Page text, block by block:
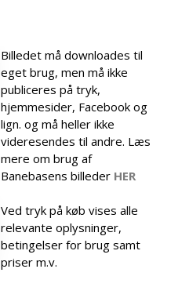
Billedet må downloades til
eget brug, men må ikke
publiceres på tryk,
hjemmesider, Facebook og
lign. og må heller ikke
videresendes til andre. Læs
mere om brug af
Banebasens billeder HER
Ved tryk på køb vises alle
relevante oplysninger,
betingelser for brug samt
priser m.v.